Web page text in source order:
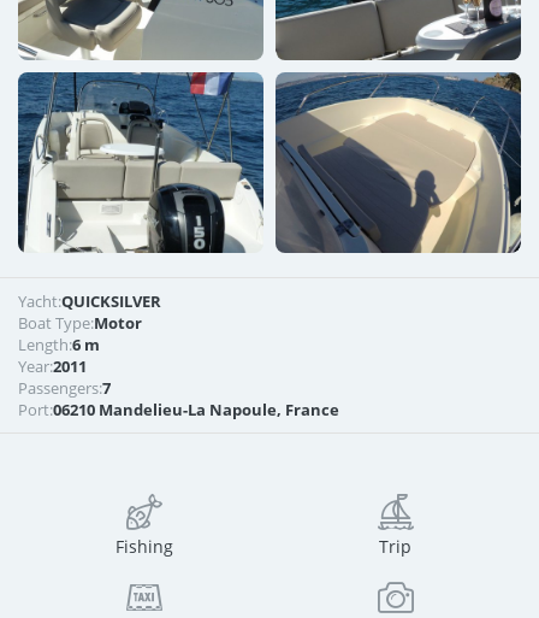
Yacht:QUICKSILVER
Boat Type:Motor
Length:6 m
Year:2011
Passengers:7
Port:06210 Mandelieu-La Napoule, France
Fishing Trip